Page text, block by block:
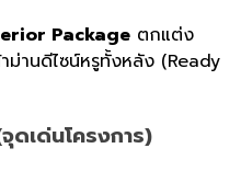
Package ตกแต่ง
ม่านดีไซน์หรูทั้งหลัง (Ready
เด่นโครงการ)